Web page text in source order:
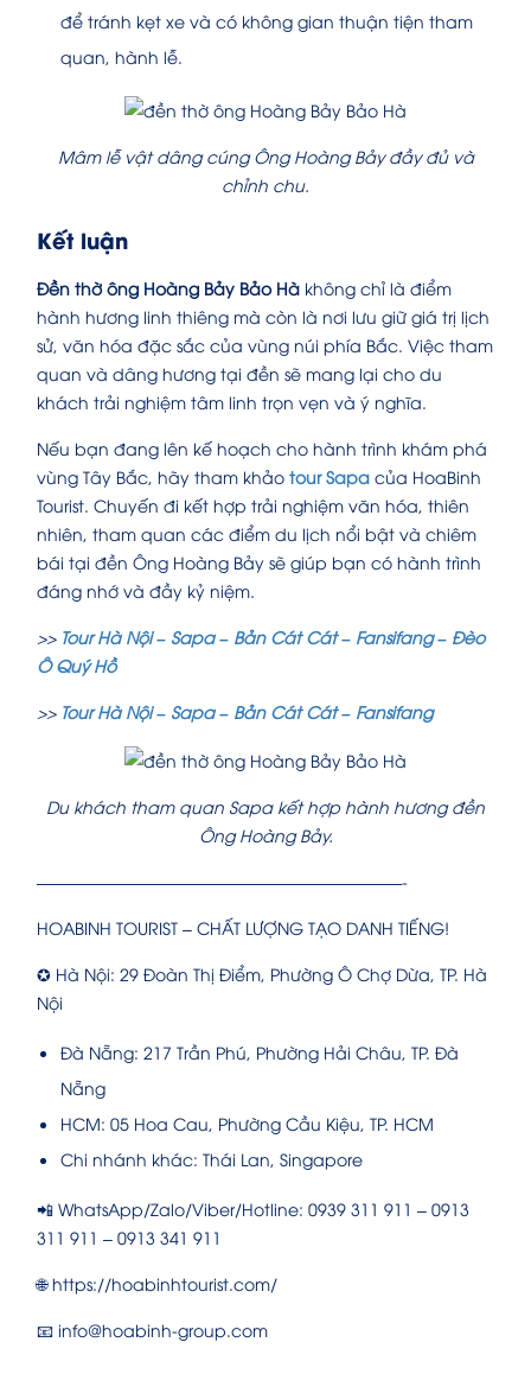
để tránh kẹt xe và có không gian thuận tiện tham
quan, hành lễ.
Mâm lễ vật dâng cúng Ông Hoàng Bảy đầy đủ và
chỉnh chu.
Kết luận
Đền thờ ông Hoàng Bảy Bảo Hà không chỉ là điểm
hành hương linh thiêng mà còn là nơi lưu giữ giá trị lịch
sử, văn hóa đặc sắc của vùng núi phía Bắc. Việc tham
quan và dâng hương tại đền sẽ mang lại cho du
khách trải nghiệm tâm linh trọn vẹn và ý nghĩa.
Nếu bạn đang lên kế hoạch cho hành trình khám phá
vùng Tây Bắc, hãy tham khảo tour Sapa của HoaBinh
Tourist. Chuyến đi kết hợp trải nghiệm văn hóa, thiên
nhiên, tham quan các điểm du lịch nổi bật và chiêm
bái tại đền Ông Hoàng Bảy sẽ giúp bạn có hành trình
đáng nhớ và đầy kỷ niệm.
>> Tour Hà Nội – Sapa – Bản Cát Cát – Fansifang – Đèo
Ô Quý Hồ
>> Tour Hà Nội – Sapa – Bản Cát Cát – Fansifang
Du khách tham quan Sapa kết hợp hành hương đền
Ông Hoàng Bảy.
——————————————————————-
HOABINH TOURIST – CHẤT LƯỢNG TẠO DANH TIẾNG!
✪ Hà Nội: 29 Đoàn Thị Điểm, Phường Ô Chợ Dừa, TP. Hà
Nội
Đà Nẵng: 217 Trần Phú, Phường Hải Châu, TP. Đà
Nẵng
HCM: 05 Hoa Cau, Phường Cầu Kiệu, TP. HCM
Chi nhánh khác: Thái Lan, Singapore
📲 WhatsApp/Zalo/Viber/Hotline: 0939 311 911 – 0913
311 911 – 0913 341 911
🌐 https://hoabinhtourist.com/
📧 info@hoabinh-group.com